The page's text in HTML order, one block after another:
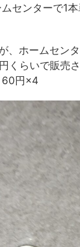
センターで1
、ホームセン
くらいで販売
60円×4